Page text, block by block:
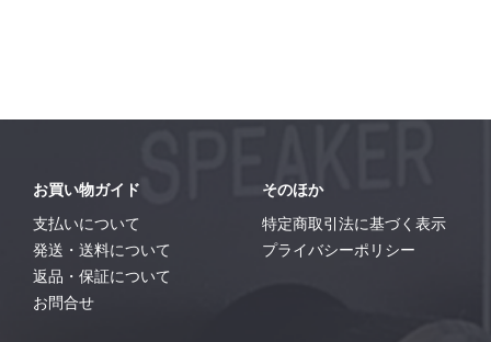
お買い物ガイド
支払いについて
発送・送料について
返品・保証について
お問合せ
そのほか
特定商取引法に基づく表示
プライバシーポリシー